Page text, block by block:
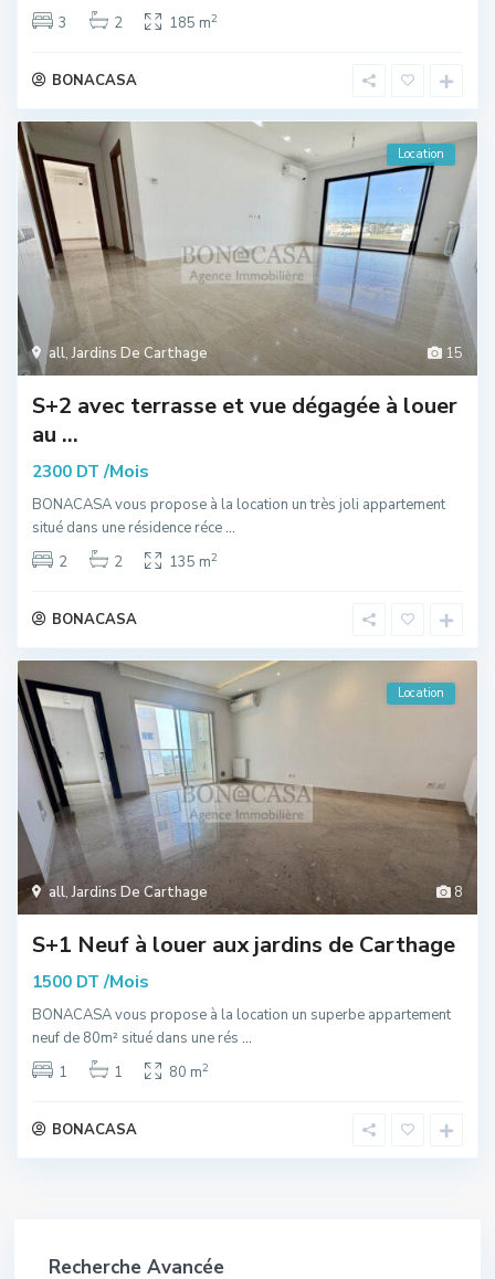
3 2 185 m2
BONACASA
15
all,Jardins De Carthage
Location
S+2 avec terrasse et vue dégagée à louer
au ...
2300 DT /Mois
BONACASA vous propose à la location un très joli appartement
situé dans une résidence réce...
2
2 135 m2
BONACASA
8
all,Jardins De Carthage
Location
S+1 Neuf à louer aux jardins de Carthage
1500 DT /Mois
BONACASA vous propose à la location un superbe appartement
neuf de 80m² situé dans une rés ...
1
1 80 m2
BONACASA
Recherche Avancée